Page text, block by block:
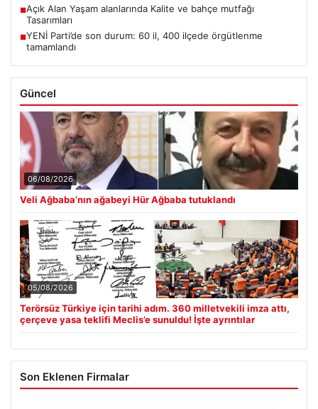
■Açık Alan Yaşam alanlarında Kalite ve bahçe mutfağı
Tasarımları
■YENİ Parti’de son durum: 60 il, 400 ilçede örgütlenme
tamamlandı
Güncel
06/08/2026
Veli Ağbaba’nın ağabeyi Hür Ağbaba tutuklandı
05/08/2026
Terörsüz Türkiye için tarihi adım. 360 milletvekili imza attı,
çerçeve yasa teklifi Meclis’e sunuldu! İşte ayrıntılar
Son Eklenen Firmalar